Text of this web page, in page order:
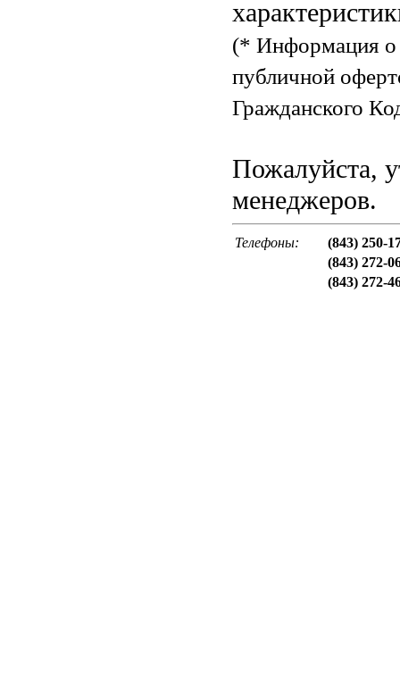
(* Информация о
публичной
Гражданского
Пожалуйста,
менеджеров.
Телефоны:
(843) 250-
(843) 272-
(843) 272-